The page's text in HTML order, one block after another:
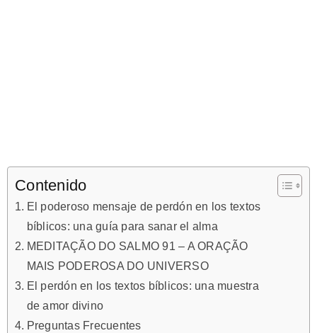
Contenido
El poderoso mensaje de perdón en los textos
bíblicos: una guía para sanar el alma
MEDITAÇÃO DO SALMO 91 – A ORAÇÃO
MAIS PODEROSA DO UNIVERSO
El perdón en los textos bíblicos: una muestra
de amor divino
Preguntas Frecuentes